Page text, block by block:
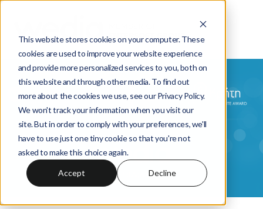
This website stores cookies on your computer. These
cookies are used to improve your website experience
and provide more personalized services to you, both on
this website and through other media. To find out
more about the cookies we use, see our Privacy Policy.
We won't track your information when you visit our
site. But in order to comply with your preferences, we'll
have to use just one tiny cookie so that you're not
asked to make this choice again.
Accept Decline